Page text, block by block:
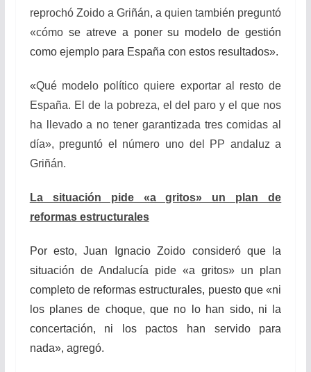
reprochó Zoido a Griñán, a quien también preguntó
«cómo se atreve a poner su modelo de gestión
como ejemplo para España con estos resultados».
«Qué modelo político quiere exportar al resto de
España. El de la pobreza, el del paro y el que nos
ha llevado a no tener garantizada tres comidas al
día», preguntó el número uno del PP andaluz a
Griñán.
La situación pide «a gritos» un plan de
reformas estructurales
Por esto, Juan Ignacio Zoido consideró que la
situación de Andalucía pide «a gritos» un plan
completo de reformas estructurales, puesto que «ni
los planes de choque, que no lo han sido, ni la
concertación, ni los pactos han servido para
nada», agregó.